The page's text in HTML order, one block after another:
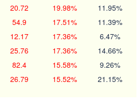
20.72 19.98% 11.95%
54.9 17.51% 11.39%
12.17 17.36% 6.47%
25.76 17.36% 14.66%
82.4 15.58% 9.26%
26.79 15.52% 21.15%